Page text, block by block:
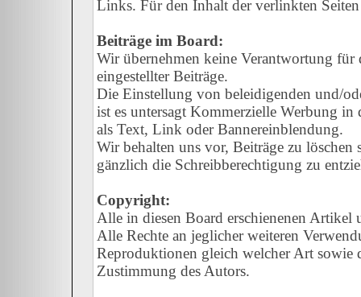
Links. Für den Inhalt der verlinkten
Beiträge im Board:
Wir übernehmen keine Verantwortung
eingestellter Beiträge.
Die Einstellung von beleidigenden und/
ist es untersagt Kommerzielle Werbung
als Text, Link oder Bannereinblendung.
Wir behalten uns vor, Beiträge zu
gänzlich die Schreibberechtigung zu
Copyright:
Alle in diesen Board erschienenen
Alle Rechte an jeglicher weiteren
Reproduktionen gleich welcher Art sowie
Zustimmung des Autors.